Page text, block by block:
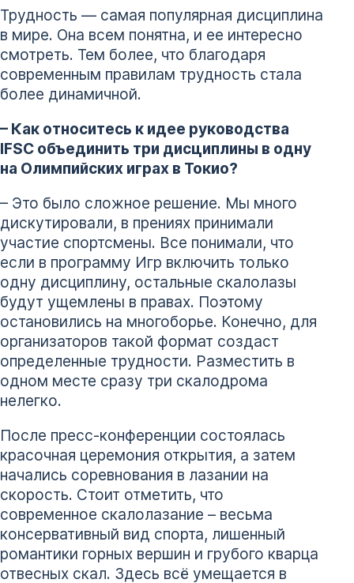
Трудность — самая популярная дисциплина
в мире. Она всем понятна, и ее интересно
смотреть. Тем более, что благодаря
современным правилам трудность стала
более динамичной.
– Как относитесь к идее руководства
IFSC объединить три дисциплины в одну
на Олимпийских играх в Токио?
– Это было сложное решение. Мы много
дискутировали, в прениях принимали
участие спортсмены. Все понимали, что
если в программу Игр включить только
одну дисциплину, остальные скалолазы
будут ущемлены в правах. Поэтому
остановились на многоборье. Конечно, для
организаторов такой формат создаст
определенные трудности. Разместить в
одном месте сразу три скалодрома
нелегко.
После пресс-конференции состоялась
красочная церемония открытия, а затем
начались соревнования в лазании на
скорость. Стоит отметить, что
современное скалолазание – весьма
консервативный вид спорта, лишенный
романтики горных вершин и грубого кварца
отвесных скал. Здесь всё умещается в